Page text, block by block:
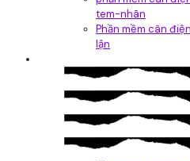
tem-nhãn
Phần mềm cân
lận